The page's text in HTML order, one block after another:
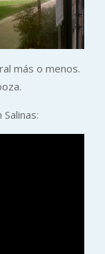
más o menos.